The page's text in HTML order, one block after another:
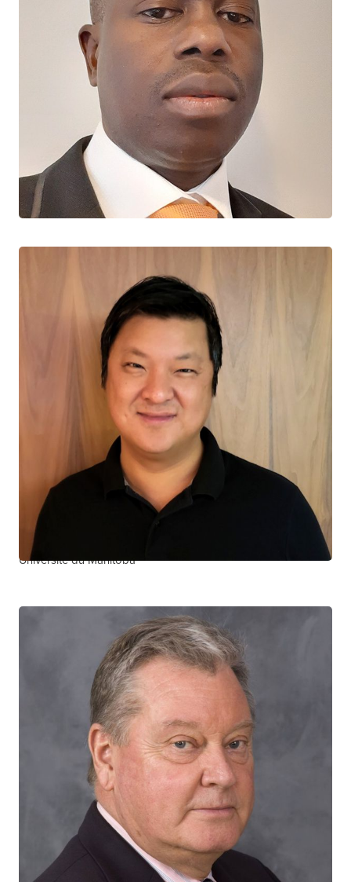
Souleymane Diabaté
CHERCHEUR CTN+
Université Laval
Souradet Shaw
CO-RESPONSABLE DE LA PRÉVENTION ET DU
DÉPISTAGE
Université du Manitoba
Stanley Read
CHERCHEUR CTN+